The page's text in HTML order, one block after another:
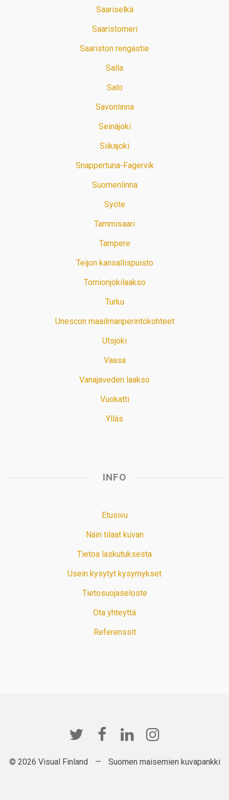
Saariselkä
Saaristomeri
Saariston rengastie
Salla
Salo
Savonlinna
Seinäjoki
Siikajoki
Snappertuna-Fagervik
Suomenlinna
Syöte
Tammisaari
Tampere
Teijon kansallispuisto
Tornionjokilaakso
Turku
Unescon maailmanperintökohteet
Utsjoki
Vaasa
Vanajaveden laakso
Vuokatti
Ylläs
INFO
Etusivu
Näin tilaat kuvan
Tietoa laskutuksesta
Usein kysytyt kysymykset
Tietosuojaseloste
Ota yhteyttä
Referenssit
© 2026 Visual Finland — Suomen maisemien kuvapankki